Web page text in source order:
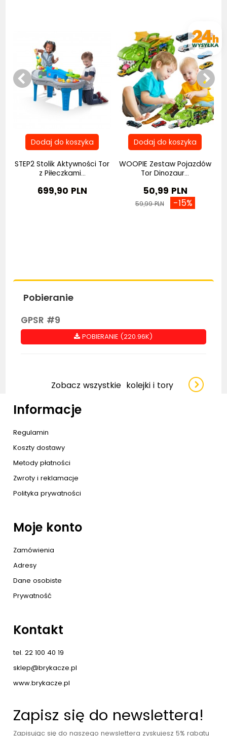
STEP2 Stolik Aktywności Tor
z Piłeczkami...
699,90 PLN
WOOPIE Zestaw Pojazdów
Tor Dinozaur...
50,99 PLN
59,99 PLN -15%
Pobieranie
GPSR #9
POBIERANIE (220.96K)
Zobacz wszystkie kolejki i tory
Informacje
Regulamin
Koszty dostawy
Metody płatności
Zwroty i reklamacje
Polityka prywatności
Moje konto
Zamówienia
Adresy
Dane osobiste
Prywatność
Kontakt
tel. 22 100 40 19
sklep@brykacze.pl
www.brykacze.pl
Zapisz się do newslettera!
Zapisując się do naszego newslettera zyskujesz 5% rabatu